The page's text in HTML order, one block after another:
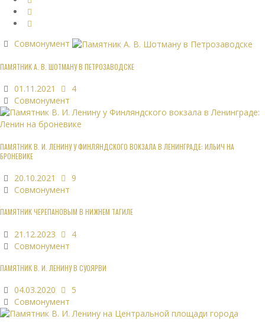
Совмонумент
ПАМЯТНИК А. В. ШОТМАНУ В ПЕТРОЗАВОДСКЕ
01.11.2021
4
Совмонумент
ПАМЯТНИК В. И. ЛЕНИНУ У ФИНЛЯНДСКОГО ВОКЗАЛА В ЛЕНИНГРАДЕ: ИЛЬИЧ НА
БРОНЕВИКЕ
20.10.2021
9
Совмонумент
ПАМЯТНИК ЧЕРЕПАНОВЫМ В НИЖНЕМ ТАГИЛЕ
21.12.2023
4
Совмонумент
ПАМЯТНИК В. И. ЛЕНИНУ В СУОЯРВИ
04.03.2020
5
Совмонумент